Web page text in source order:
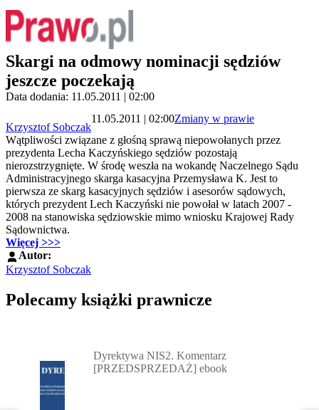
Skargi na odmowy nominacji sędziów
jeszcze poczekają
Data dodania: 11.05.2011 | 02:00
Krzysztof Sobczak
11.05.2011 | 02:00Zmiany w prawie
Wątpliwości związane z głośną sprawą niepowołanych przez
prezydenta Lecha Kaczyńskiego sędziów pozostają
nierozstrzygnięte. W środę weszła na wokandę Naczelnego Sądu
Administracyjnego skarga kasacyjna Przemysława K. Jest to
pierwsza ze skarg kasacyjnych sędziów i asesorów sądowych,
których prezydent Lech Kaczyński nie powołał w latach 2007 -
2008 na stanowiska sędziowskie mimo wniosku Krajowej Rady
Sądownictwa.
Więcej >>>
Autor:
Krzysztof Sobczak
Polecamy książki prawnicze
Dyrektywa NIS2. Komentarz
[PRZEDSPRZEDAŻ] ebook